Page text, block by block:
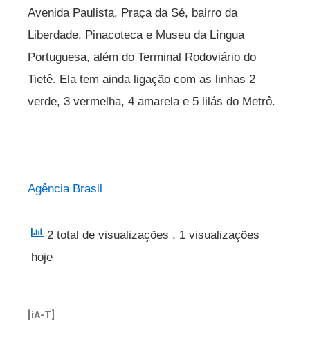
Avenida Paulista, Praça da Sé, bairro da
Liberdade, Pinacoteca e Museu da Língua
Portuguesa, além do Terminal Rodoviário do
Tietê. Ela tem ainda ligação com as linhas 2
verde, 3 vermelha, 4 amarela e 5 lilás do Metrô.
Agência Brasil
2 total de visualizações , 1 visualizações
hoje
[iA-T]